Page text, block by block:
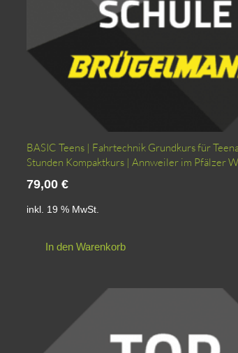
BASIC Teens | Fahrtechnik Grundkurs für
Stunden Kompaktkurs | Annweiler im Pfälzer
79,00 €
inkl. 19 % MwSt.
In den Warenkorb